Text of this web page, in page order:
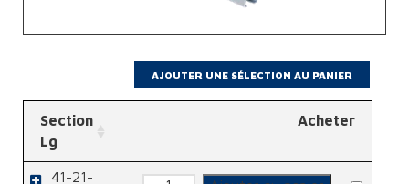
Section
Lg
Acheter
41-21-
quantité